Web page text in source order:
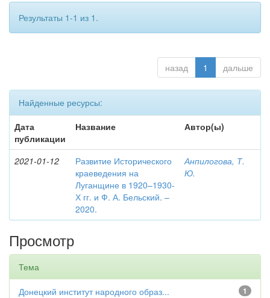
Результаты 1-1 из 1.
назад 1 дальше
Найденные ресурсы:
Дата
публикации
Название Автор(ы)
2021-01-12
Развитие Исторического
краеведения на
Луганщине в 1920–1930-
Х гг. и Ф. А. Бельский. –
2020.
Анпилогова, Т.
Ю.
Просмотр
Тема
1
Донецкий институт народного образ...